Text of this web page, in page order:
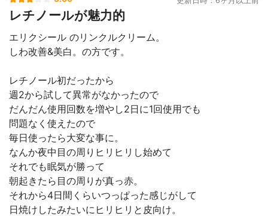
レチノールが魅力的
エリクシール のリンクルクリーム。
しわ改善&美白。の方です。
レチノール初だったから
週2から試して異常がなかったので
だんだん使用回数を増やし2日に1回使用でも
問題なく使えたので
毎日使ったら大変な事に。
なんか夜中目の周りヒリヒリし始めて
それでも眠気が勝って
朝起きたら目の周りが真っ赤。
それから4日間くらいつっぱった感じがして
日焼けしたみたいにヒリヒリと皮向け。